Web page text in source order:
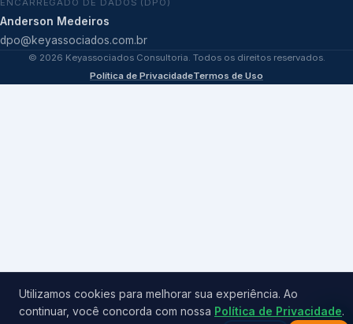
ENCARREGADO DE DADOS (DPO)
Anderson Medeiros
dpo@keyassociados.com.br
© 2026 Keyassociados Consultoria. Todos os direitos reservados.
Política de PrivacidadeTermos de Uso
Utilizamos cookies para melhorar sua experiência. Ao
continuar, você concorda com nossa Política de Privacidade.